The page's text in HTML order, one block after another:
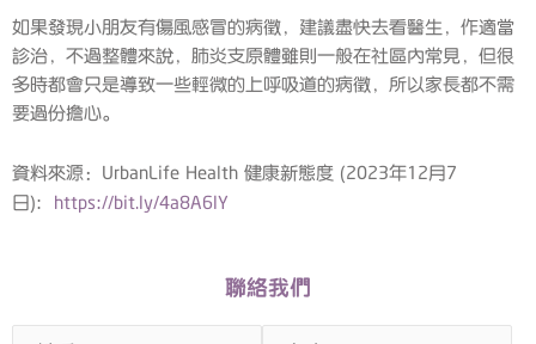
如果發現小朋友有傷風感冒的病徵，建議盡快去看醫生，作適當
診治，不過整體來說，肺炎支原體雖則一般在社區內常見，但很
多時都會只是導致一些輕微的上呼吸道的病徵，所以家長都不需
要過份擔心。
資料來源：UrbanLife Health 健康新態度 (2023年12月7
日): https://bit.ly/4a8A6lY
聯絡我們